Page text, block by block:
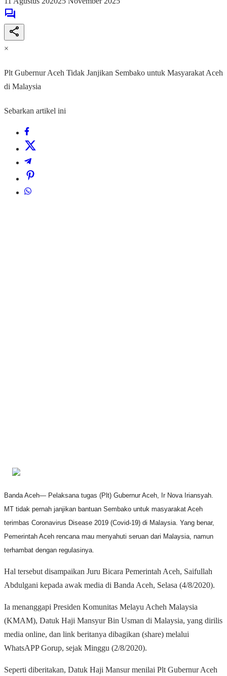
×
Plt Gubernur Aceh Tidak Janjikan Sembako untuk Masyarakat Aceh
di Malaysia
Sebarkan artikel ini
Banda Aceh— Pelaksana tugas (Plt) Gubernur Aceh, Ir Nova Iriansyah.
MT tidak pernah janjikan bantuan Sembako untuk masyarakat Aceh
terimbas Coronavirus Disease 2019 (Covid-19) di Malaysia. Yang benar,
Pemerintah Aceh rencana mau menyahuti seruan dari Malaysia, namun
terhambat dengan regulasinya.
Hal tersebut disampaikan Juru Bicara Pemerintah Aceh, Saifullah
Abdulgani kepada awak media di Banda Aceh, Selasa (4/8/2020).
Ia menanggapi Presiden Komunitas Melayu Acheh Malaysia
(KMAM), Datuk Haji Mansyur Bin Usman di Malaysia, yang dirilis
media online, dan link beritanya dibagikan (share) melalui
WhatsAPP Gorup, sejak Minggu (2/8/2020).
Seperti diberitakan, Datuk Haji Mansur menilai Plt Gubernur Aceh